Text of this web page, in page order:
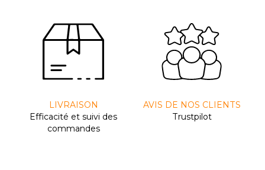
LIVRAISON
Efﬁcacité et suivi des
commandes
AVIS DE NOS CLIENTS
Trustpilot